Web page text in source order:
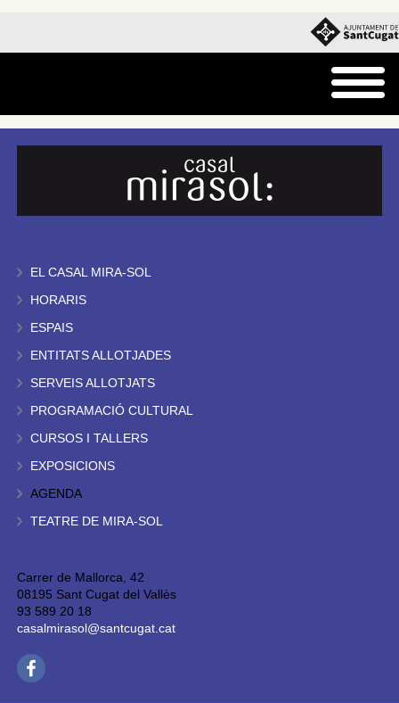
EL CASAL MIRA-SOL
HORARIS
ESPAIS
ENTITATS ALLOTJADES
SERVEIS ALLOTJATS
PROGRAMACIÓ CULTURAL
CURSOS I TALLERS
EXPOSICIONS
AGENDA
TEATRE DE MIRA-SOL
Carrer de Mallorca, 42
08195 Sant Cugat del Vallès
93 589 20 18
casalmirasol@santcugat.cat